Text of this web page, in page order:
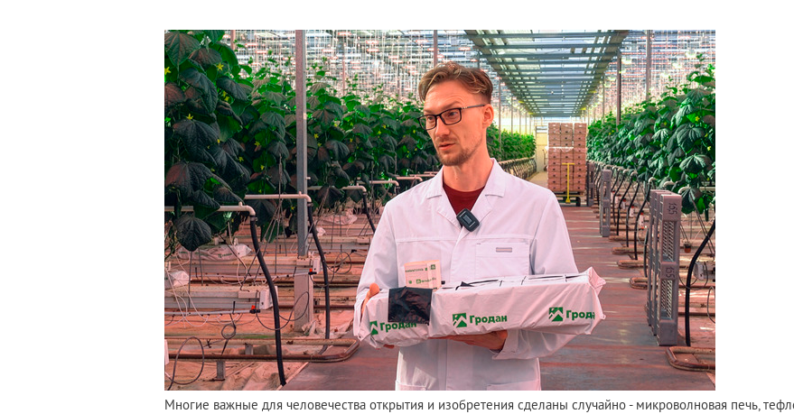
Многие важные для человечества открытия и изобретения сделаны случайно - микроволновая печь,